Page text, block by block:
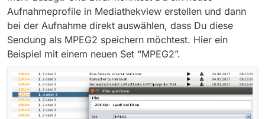
Aufnahmeprofile in Mediathekview erstellen und dann
bei der Aufnahme direkt auswählen, dass Du diese
Sendung als MPEG2 speichern möchtest. Hier ein
Beispiel mit einem neuen Set “MPEG2”.